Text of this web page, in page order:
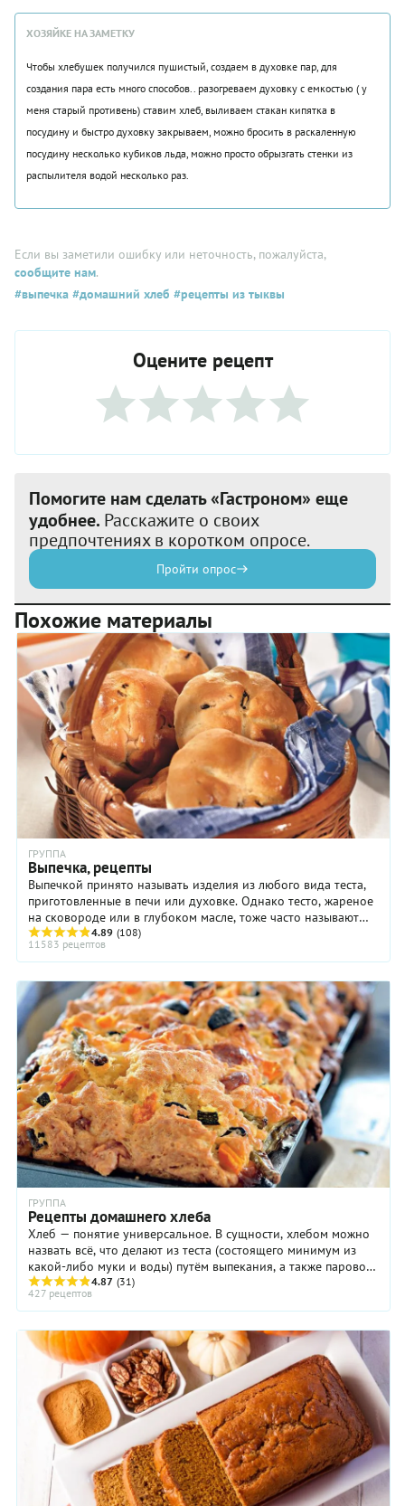
ХОЗЯЙКЕ НА ЗАМЕТКУ
Чтобы хлебушек получился пушистый, создаем в духовке пар, для
создания пара есть много способов.. разогреваем духовку с емкостью ( у
меня старый противень) ставим хлеб, выливаем стакан кипятка в
посудину и быстро духовку закрываем, можно бросить в раскаленную
посудину несколько кубиков льда, можно просто обрызгать стенки из
распылителя водой несколько раз.
Если вы заметили ошибку или неточность, пожалуйста,
сообщите нам.
#выпечка #домашний хлеб #рецепты из тыквы
Оцените рецепт
Помогите нам сделать «Гастроном» еще
удобнее. Расскажите о своих
предпочтениях в коротком опросе.
Пройти опрос
Похожие материалы
ГРУППА
Выпечка, рецепты
Выпечкой принято называть изделия из любого вида теста,
приготовленные в печи или духовке. Однако тесто, жареное
на сковороде или в глубоком масле, тоже часто называют
выпечкой. Всю выпечку можно ...
4.89 (108)
11583 рецептов
ГРУППА
Рецепты домашнего хлеба
Хлеб — понятие универсальное. В сущности, хлебом можно
назвать всё, что делают из теста (состоящего минимум из
какой-либо муки и воды) путём выпекания, а также паровой
обработки и жарки. В тесто ...
4.87 (31)
427 рецептов